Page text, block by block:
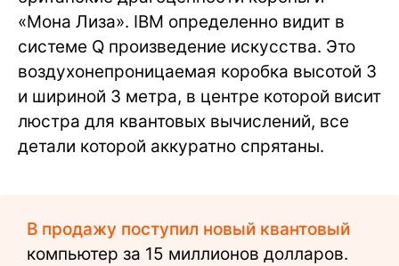
«Мона Лиза». IBM определенно видит в
системе Q произведение искусства. Это
воздухонепроницаемая коробка высотой 3
и шириной 3 метра, в центре которой висит
люстра для квантовых вычислений, все
детали которой аккуратно спрятаны.
В продажу поступил новый квантовый
компьютер за 15 миллионов долларов.